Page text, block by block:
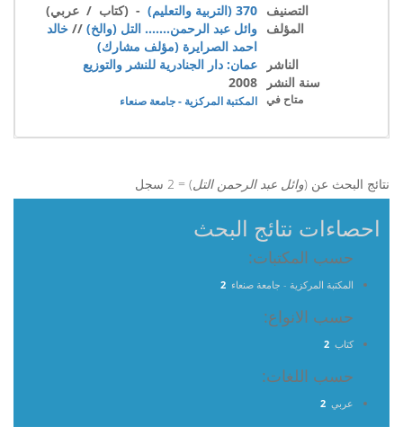
التصنيف 370 (التربية والتعليم)
- (كتاب / عربي)
المؤلف وائل عبد الرحمن....... التل (والخ) // خالد
احمد الصرايرة (مؤلف مشارك)
الناشر
عمان: دار الجنادرية للنشر والتوزيع
سنة النشر
2008
متاح في المكتبة المركزية - جامعة صنعاء
نتائج البحث عن (وائل عبد الرحمن التل) = 2 سجل
احصاءات نتائج البحث
حسب المكتبات:
المكتبة المركزية - جامعة صنعاء 2
حسب الانواع:
كتاب 2
حسب اللغات:
عربي 2